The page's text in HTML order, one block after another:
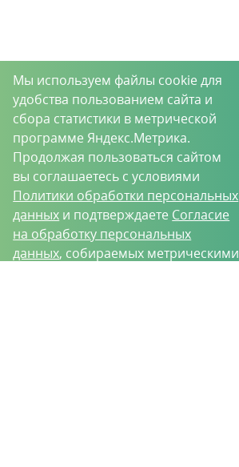
Мы используем файлы cookie для
удобства пользованием сайта и
сбора статистики в метрической
программе Яндекс.Метрика.
Продолжая пользоваться сайтом
вы соглашаетесь с условиями
Политики обработки персональных
данных и подтверждаете Согласие
на обработку персональных
данных, собираемых метрическими